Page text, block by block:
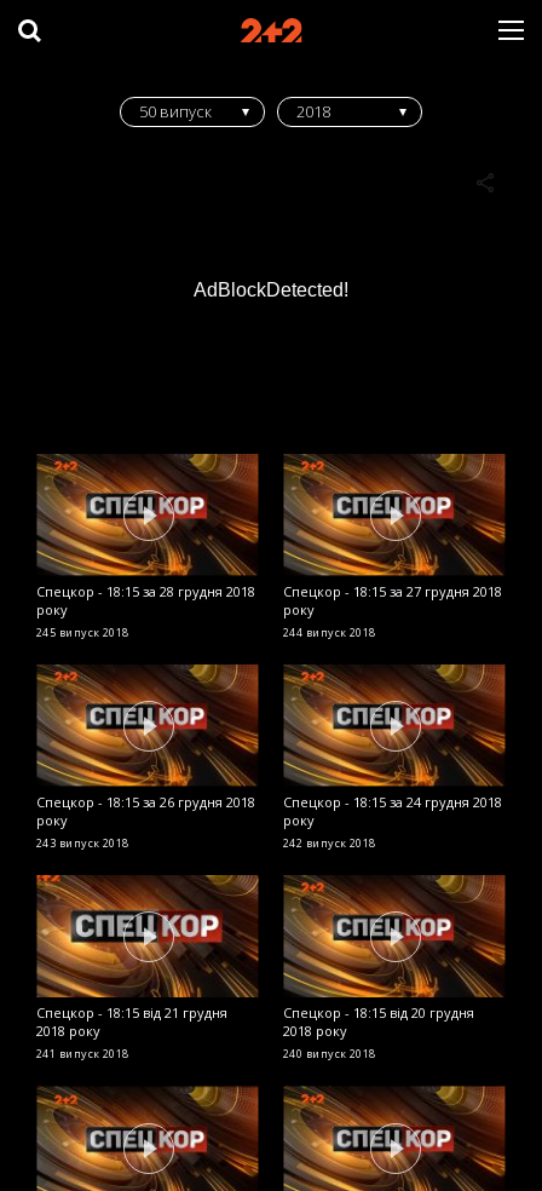
AdBlockDetected!
50 випуск 2018
Спецкор - 18:15 за 28 грудня 2018
року
245 випуск 2018
Спецкор - 18:15 за 27 грудня 2018
року
244 випуск 2018
Спецкор - 18:15 за 26 грудня 2018
року
243 випуск 2018
Спецкор - 18:15 за 24 грудня 2018
року
242 випуск 2018
Спецкор - 18:15 від 21 грудня
2018 року
241 випуск 2018
Спецкор - 18:15 від 20 грудня
2018 року
240 випуск 2018